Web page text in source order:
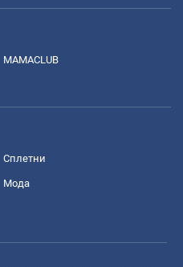
MAMACLUB
Сплетни
Мода